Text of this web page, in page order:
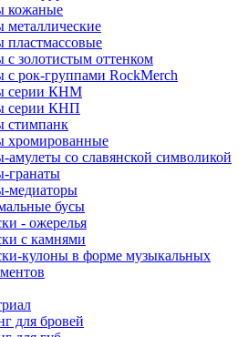
кожаные
металлические
пластмассовые
с золотистым оттенком
с рок-группами RockMerch
серии КНМ
серии КНП
стимпанк
хромированные
амулеты со славянской символикой
гранаты
медиаторы
бусы
- ожерелья
с камнями
кулоны в форме музыкальных
для бровей